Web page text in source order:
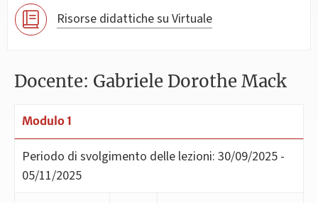
Risorse didattiche su Virtuale
Docente: Gabriele Dorothe Mack
Modulo 1
Periodo di svolgimento delle lezioni: 30/09/2025 -
05/11/2025